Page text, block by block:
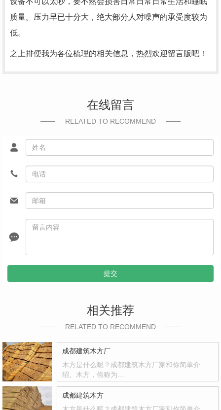
质量。压力早已十分大，绝大部分人对噪声的承受度较为
低。
之上排便我为各位梳理的相关信息，热烈欢迎留言版吧！
在线留言
RELATED TO RECOMMEND
提交
相关推荐
RELATED TO RECOMMEND
成都建筑木方厂
木方是什么呢？成都建筑木方厂家和你简单介
绍。木方，俗称为…
成都建筑木方